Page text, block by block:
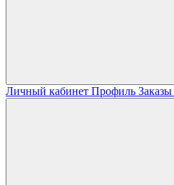
Личный кабинет Профиль Заказы